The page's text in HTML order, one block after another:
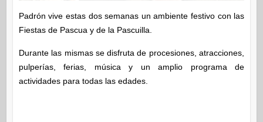
Padrón vive estas dos semanas un ambiente festivo con las
Fiestas de Pascua y de la Pascuilla.
Durante las mismas se disfruta de procesiones, atracciones,
pulperías, ferias, música y un amplio programa de
actividades para todas las edades.